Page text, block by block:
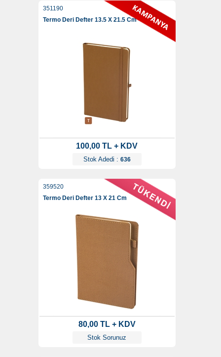
351190
Termo Deri Defter 13.5 X 21.5 Cm
100,00 TL + KDV
Stok Adedi : 636
359520
Termo Deri Defter 13 X 21 Cm
80,00 TL + KDV
Stok Sorunuz